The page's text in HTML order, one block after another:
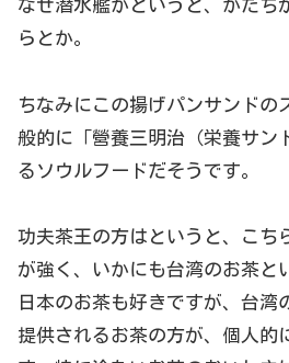
なぜ潜水艦かというと、かたち
らとか。
ちなみにこの揚げパンサンドの
般的に「營養三明治（栄養サン
るソウルフードだそうです。
功夫茶王の方はというと、こち
が強く、いかにも台湾のお茶と
日本のお茶も好きですが、台湾
提供されるお茶の方が、個人的